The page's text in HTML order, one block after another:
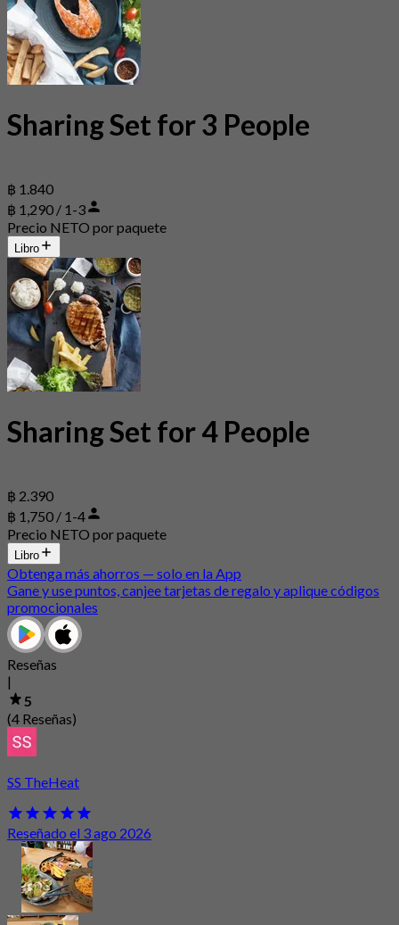
Sharing Set for 3 People
฿ 1.840
฿ 1,290 / 1-3
Precio NETO por paquete
Libro
Sharing Set for 4 People
฿ 2.390
฿ 1,750 / 1-4
Precio NETO por paquete
Libro
Obtenga más ahorros — solo en la App
Gane y use puntos, canjee tarjetas de regalo y aplique códigos
promocionales
Reseñas
|
5
(4 Reseñas)
SS TheHeat
Reseñado el 3 ago 2026